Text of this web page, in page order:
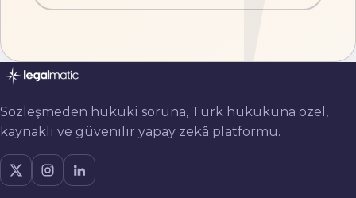
Sözleşmeden hukuki soruna, Türk hukukuna özel,
kaynaklı ve güvenilir yapay zekâ platformu.